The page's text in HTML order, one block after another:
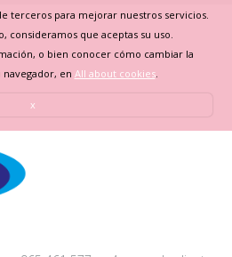
terceros para mejorar nuestros servicios.
consideramos que aceptas su uso.
o bien conocer cómo cambiar la
en All about cookies.
x